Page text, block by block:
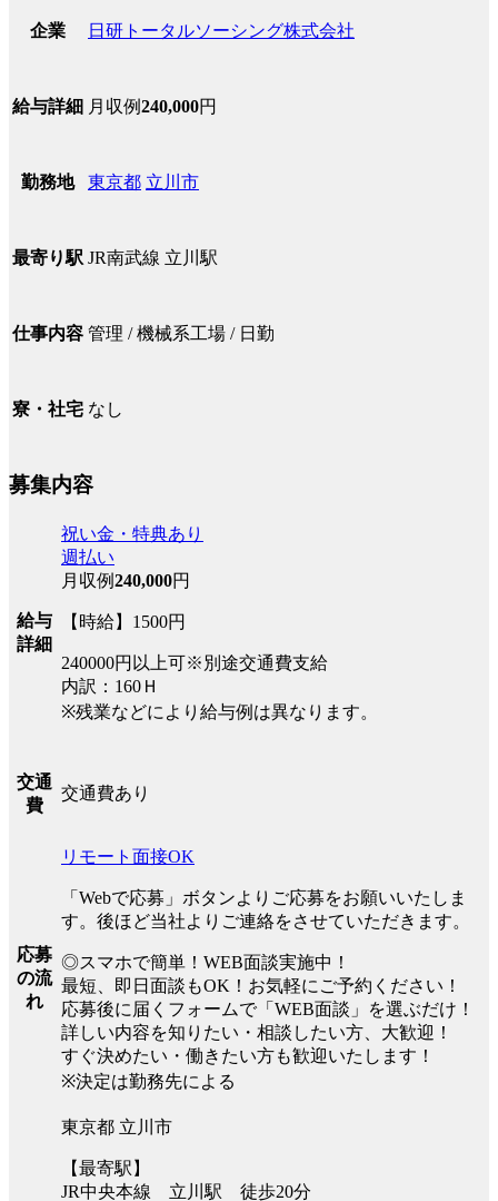
企業 日研トータルソーシング株式会社
給与詳細 月収例240,000円
勤務地 東京都 立川市
最寄り駅 JR南武線 立川駅
仕事内容 管理 / 機械系工場 / 日勤
寮・社宅 なし
募集内容
給与
詳細
祝い金・特典あり
週払い
月収例240,000円
【時給】1500円
240000円以上可※別途交通費支給
内訳：160Ｈ
※残業などにより給与例は異なります。
交通
費
交通費あり
応募
の流
れ
リモート面接OK
「Webで応募」ボタンよりご応募をお願いいたしま
す。後ほど当社よりご連絡をさせていただきます。
◎スマホで簡単！WEB面談実施中！
最短、即日面談もOK！お気軽にご予約ください！
応募後に届くフォームで「WEB面談」を選ぶだけ！
詳しい内容を知りたい・相談したい方、大歓迎！
すぐ決めたい・働きたい方も歓迎いたします！
※決定は勤務先による
東京都 立川市
【最寄駅】
JR中央本線 立川駅 徒歩20分